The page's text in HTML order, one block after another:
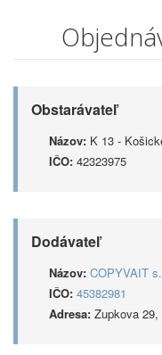
Obstarávateľ
Názov: K 13 -
IČO: 42323975
Dodávateľ
Názov: COPYVAIT
IČO: 45382981
Adresa: Zupkova